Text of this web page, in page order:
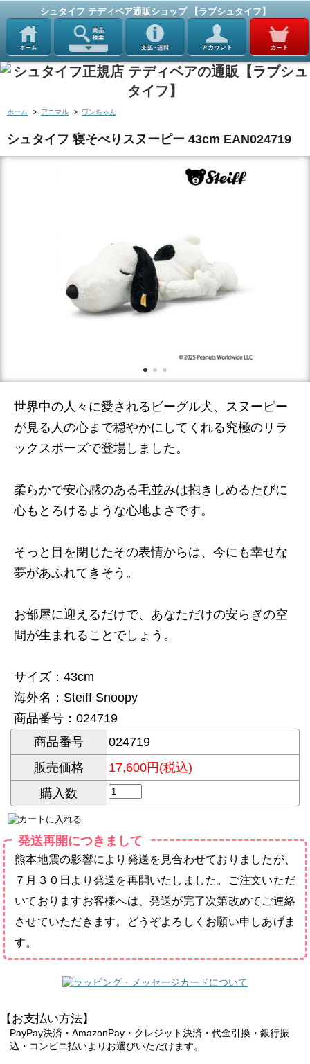
シュタイフ テディベア通販ショップ 【ラブシュタイフ】
ホーム > アニマル > ワンちゃん
シュタイフ 寝そべりスヌーピー 43cm EAN024719
世界中の人々に愛されるビーグル犬、スヌーピー
が見る人の心まで穏やかにしてくれる究極のリラ
ックスポーズで登場しました。
柔らかで安心感のある毛並みは抱きしめるたびに
心もとろけるような心地よさです。
そっと目を閉じたその表情からは、今にも幸せな
夢があふれてきそう。
お部屋に迎えるだけで、あなただけの安らぎの空
間が生まれることでしょう。
サイズ：43cm
海外名：Steiff Snoopy
商品番号：024719
商品番号
024719
販売価格
17,600円(税込)
購入数
発送再開につきまして
熊本地震の影響により発送を見合わせておりましたが、
７月３０日より発送を再開いたしました。ご注文いただ
いておりますお客様へは、発送が完了次第改めてご連絡
させていただきます。どうぞよろしくお願い申しあげま
す。
【お支払い方法】
PayPay決済・AmazonPay・クレジット決済・代金引換・銀行振
込・コンビニ払いよりお選びいただけます。